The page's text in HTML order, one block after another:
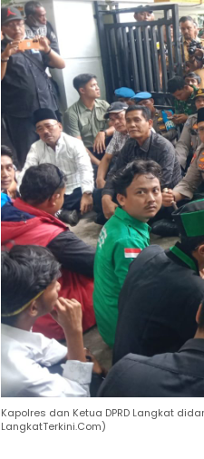
Kapolres dan Ketua DPRD Langkat
LangkatTerkini.Com)